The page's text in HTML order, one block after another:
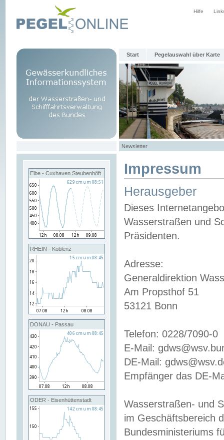
Hilfe
Start Pegelauswahl über Karte
Newsletter
Elbe - Cuxhaven Steubenhöft
RHEIN - Koblenz
DONAU - Passau
ODER - Eisenhüttenstadt
Impressum
Herausgeber
Dieses
Wasserstraßen und
Präsidenten.
Adresse:
Generaldirektion
Am Propsthof 51
53121 Bonn
Telefon: 0228/7090-0
E-Mail:
DE-Mail:
Empfänger das DE-
Wasserstraßen- und
im Geschäftsbereich
Bundesministeriums